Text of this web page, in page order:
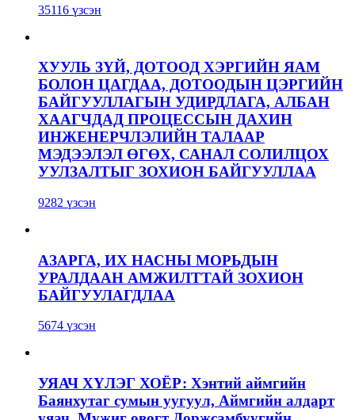
35116 үзсэн
ХУУЛЬ ЗҮЙ, ДОТООД ХЭРГИЙН ЯАМ
БОЛОН ЦАГДАА, ДОТООДЫН ЦЭРГИЙН
БАЙГУУЛЛАГЫН УДИРДЛАГА, АЛБАН
ХААГЧДАД ПРОЦЕССЫН ДАХИН
ИНЖЕНЕРЧЛЭЛИЙН ТАЛААР
МЭДЭЭЛЭЛ ӨГӨХ, САНАЛ СОЛИЛЦОХ
УУЛЗАЛТЫГ ЗОХИОН БАЙГУУЛЛАА
9282 үзсэн
АЗАРГА, ИХ НАСНЫ МОРЬДЫН
УРАЛДААН АМЖИЛТТАЙ ЗОХИОН
БАЙГУУЛАГДЛАА
5674 үзсэн
УЯАЧ ХҮЛЭГ ХОЁР: Хэнтий аймгийн
Баянхутаг сумын уугуул, Аймгийн алдарт